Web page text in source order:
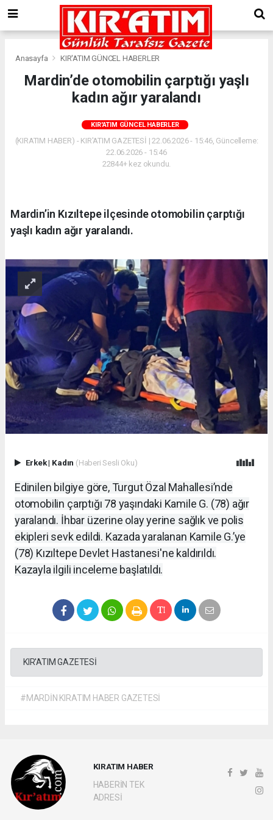
Anasayfa KIR'ATIM GÜNCEL HABERLER
Mardin’de otomobilin çarptığı yaşlı
kadın ağır yaralandı
KIR'ATIM GÜNCEL HABERLER
(KIRATIM HABER) - KIR'ATIM GAZETESİ | 22.06.2026 - 15:46, Güncelleme:
22.06.2026 - 15:46
22844+ kez okundu.
Mardin’in Kızıltepe ilçesinde otomobilin çarptığı
yaşlı kadın ağır yaralandı.
Erkek| Kadın (Haberi Sesli Oku)
Edinilen bilgiye göre, Turgut Özal Mahallesi’nde
otomobilin çarptığı 78 yaşındaki Kamile G. (78) ağır
yaralandı. İhbar üzerine olay yerine sağlık ve polis
ekipleri sevk edildi. Kazada yaralanan Kamile G.’ye
(78) Kızıltepe Devlet Hastanesi'ne kaldırıldı.
Kazayla ilgili inceleme başlatıldı.
KIR'ATIM GAZETESİ
#MARDİN KIRATIM HABER GAZETESİ
KIRATIM HABER
HABERİN TEK
ADRESİ